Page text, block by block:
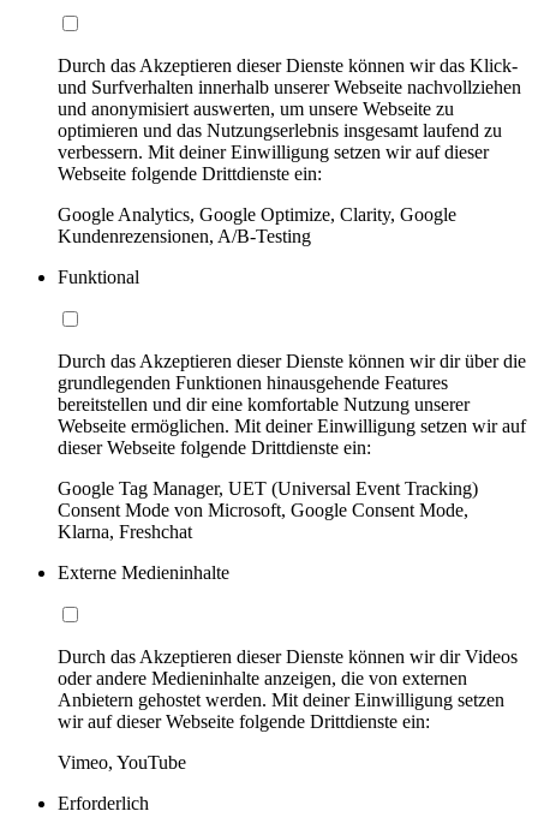
Durch das Akzeptieren dieser Dienste können wir das Klick-
und Surfverhalten innerhalb unserer Webseite nachvollziehen
und anonymisiert auswerten, um unsere Webseite zu
optimieren und das Nutzungserlebnis insgesamt laufend zu
verbessern. Mit deiner Einwilligung setzen wir auf dieser
Webseite folgende Drittdienste ein:
Google Analytics, Google Optimize, Clarity, Google
Kundenrezensionen, A/B-Testing
Funktional
Durch das Akzeptieren dieser Dienste können wir dir über die
grundlegenden Funktionen hinausgehende Features
bereitstellen und dir eine komfortable Nutzung unserer
Webseite ermöglichen. Mit deiner Einwilligung setzen wir auf
dieser Webseite folgende Drittdienste ein:
Google Tag Manager, UET (Universal Event Tracking)
Consent Mode von Microsoft, Google Consent Mode,
Klarna, Freshchat
Externe Medieninhalte
Durch das Akzeptieren dieser Dienste können wir dir Videos
oder andere Medieninhalte anzeigen, die von externen
Anbietern gehostet werden. Mit deiner Einwilligung setzen
wir auf dieser Webseite folgende Drittdienste ein:
Vimeo, YouTube
Erforderlich